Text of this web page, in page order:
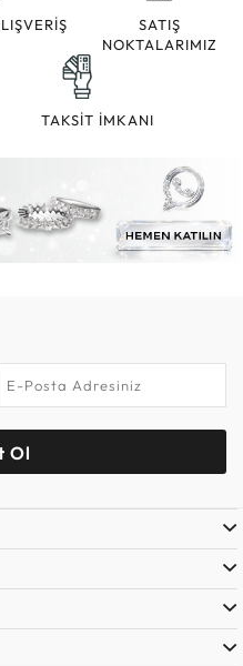
SATIŞ
NOKTALARIMIZ
TAKSİT İMKANI
Ol